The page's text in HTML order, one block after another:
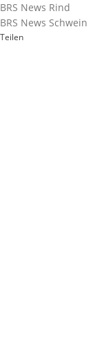
BRS News Rind
BRS News Schwein
Teilen